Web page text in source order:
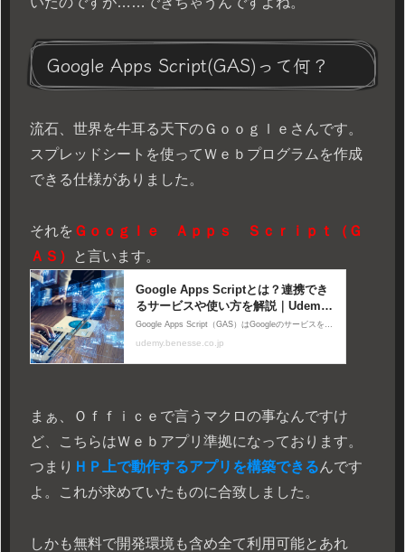
Google Apps Script(GAS)って何？
流石、世界を牛耳る天下のＧｏｏｇｌｅさんです。
スプレッドシートを使ってＷｅｂプログラムを作成
できる仕様がありました。
それを Ｇｏｏｇｌｅ Ａｐｐｓ Ｓｃｒｉｐｔ（Ｇ
ＡＳ）
と言います。
まぁ、Ｏｆｆｉｃｅで言うマクロの事なんですけ
ど、こちらはＷｅｂアプリ準拠になっております。
つまり ＨＰ上で動作するアプリを構築できるんです
よ。これが求めていたものに合致しました。
しかも無料で開発環境も含め全て利用可能とあれ